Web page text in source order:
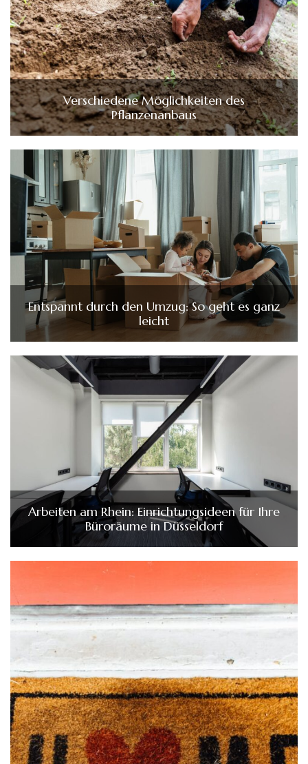
Verschiedene Möglichkeiten des
Pflanzenanbaus
Entspannt durch den Umzug: So geht es ganz
leicht
Arbeiten am Rhein: Einrichtungsideen für Ihre
Büroräume in Düsseldorf